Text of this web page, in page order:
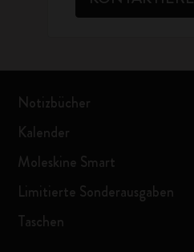
Notizbücher
Kalender
Moleskine Smart
Limitierte Sonderausgaben
Taschen